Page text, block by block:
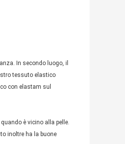
In secondo luogo, il
tessuto elastico
con elastam sul
è vicino alla pelle.
inoltre ha la buone